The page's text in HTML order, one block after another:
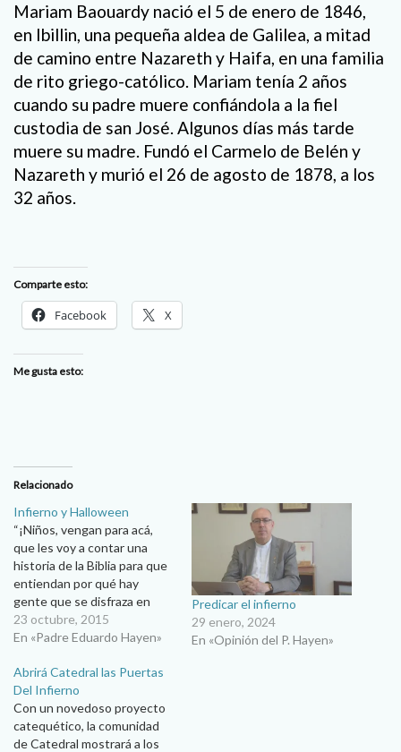
Mariam Baouardy nació el 5 de enero de 1846,
en Ibillin, una pequeña aldea de Galilea, a mitad
de camino entre Nazareth y Haifa, en una familia
de rito griego-católico. Mariam tenía 2 años
cuando su padre muere confiándola a la fiel
custodia de san José. Algunos días más tarde
muere su madre. Fundó el Carmelo de Belén y
Nazareth y murió el 26 de agosto de 1878, a los
32 años.
Comparte esto:
Facebook X
Me gusta esto:
Relacionado
Infierno y Halloween
“¡Niños, vengan para acá,
que les voy a contar una
historia de la Biblia para que
entiendan por qué hay
gente que se disfraza en
este día!”. Los niños, con sus
disfraces y listos para salir a
vecinas, se sentaron
alrededor de su madre que…
23 octubre, 2015
En «Padre Eduardo Hayen»
Predicar el infierno
29 enero, 2024
En «Opinión del P. Hayen»
Abrirá Catedral las Puertas
Del Infierno
Con un novedoso proyecto
catequético, la comunidad
de Catedral mostrará a los